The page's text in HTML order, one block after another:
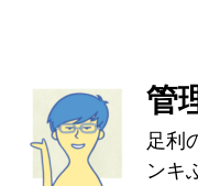
管
足利
ンキ